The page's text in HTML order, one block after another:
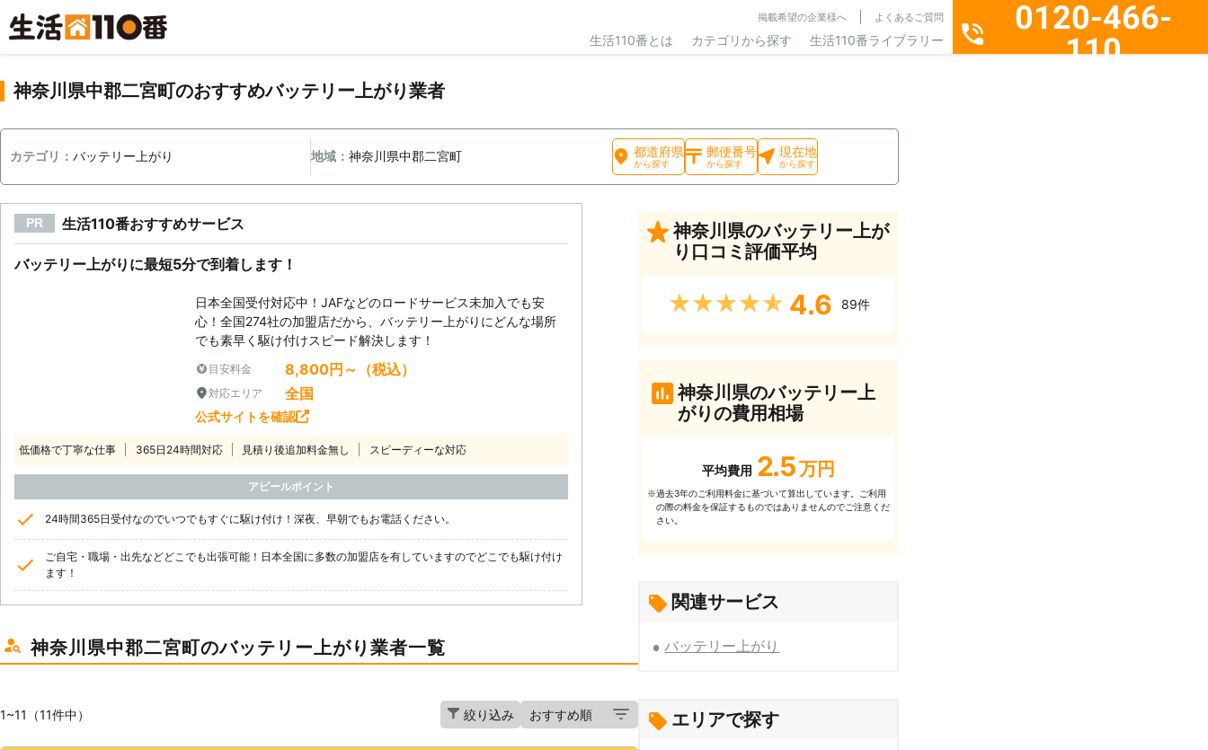
掲載希望の企業様へ よくあるご質問
生活110番とは カテゴリから探す 生活110番ライブラリー
0120-466-
110
神奈川県中郡二宮町のおすすめバッテリー上がり業者
カテゴリ： バッテリー上がり 地域：神奈川県中郡二宮町 都道府県
から探す
郵便番号
から探す
現在地
から探す
PR 生活110番おすすめサービス
バッテリー上がりに最短5分で到着します！
日本全国受付対応中！JAFなどのロードサービス未加入でも安
心！全国274社の加盟店だから、バッテリー上がりにどんな場所
でも素早く駆け付けスピード解決します！
目安料金 8,800円～（税込）
対応エリア 全国
公式サイトを確認
低価格で丁寧な仕事 365日24時間対応 見積り後追加料金無し スピーディーな対応
アピールポイント
24時間365日受付なのでいつでもすぐに駆け付け！深夜、早朝でもお電話ください。
ご自宅・職場・出先などどこでも出張可能！日本全国に多数の加盟店を有していますのでどこでも駆け付け
ます！
神奈川県中郡二宮町のバッテリー上がり業者一覧
1~11（11件中） 絞り込み
神奈川県のバッテリー上が
り口コミ評価平均
★★★★★ 4.6 89件
神奈川県のバッテリー上
がりの費用相場
平均費用 2.5 万円
※過去3年のご利⽤料⾦に基づいて算出しています。ご利⽤
の際の料⾦を保証するものではありませんのでご注意くだ
さい。
関連サービス
バッテリー上がり
エリアで探す